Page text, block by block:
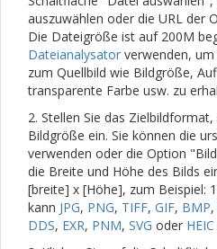
auszuwählen oder die URL der
Die Dateigröße ist auf 200M
Dateianalysator verwenden,
zum Quellbild wie Bildgröße,
transparente Farbe usw. zu
2. Stellen Sie das
Bildgröße ein. Sie können die
verwenden oder die Option
die Breite und Höhe des Bilds
[breite] x [Höhe], zum Beispiel:
kann JPG, PNG, TIFF, GIF, BMP,
DDS, EXR, PNM, SVG oder HEIC